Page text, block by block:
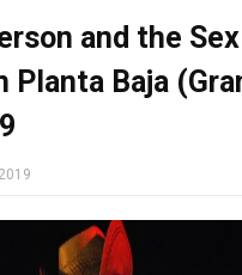
and the Sex
Planta Baja